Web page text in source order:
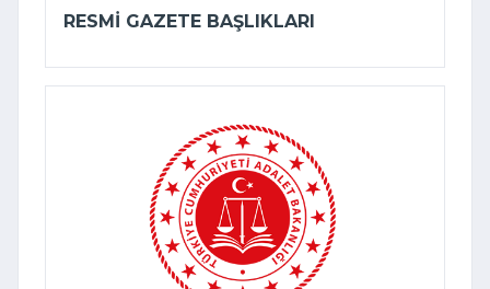
RESMI GAZETE BAŞLIKLARI